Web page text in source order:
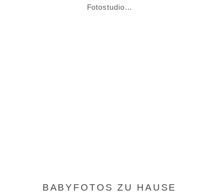
Fotostudio…
BABYFOTOS ZU HAUSE